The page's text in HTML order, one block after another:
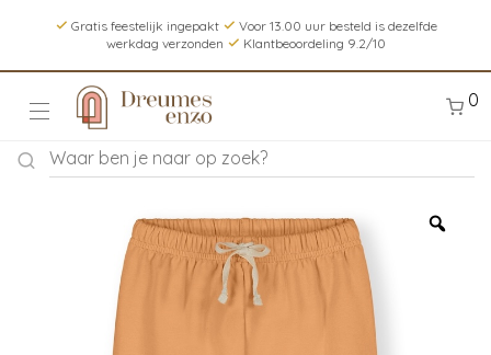
Gratis feestelijk ingepakt
Voor 13.00 uur besteld is dezelfde
werkdag verzonden
Klantbeoordeling 9.2/10
0